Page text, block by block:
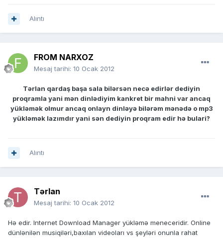
Alıntı
FROM NARXOZ
Mesaj tarihi: 10 Ocak 2012
Tərlan qardaş başa sala bilərsən necə edirlər dediyin
proqramla yani mən dinlədiyim kankret bir mahni var ancaq
yükləmək olmur ancaq onlayn dinləyə bilərəm mənədə o mp3
yükləmək lazımdır yani sən dediyin proqram edir hə bulari?
Alıntı
Tərlan
Mesaj tarihi: 10 Ocak 2012
Hə edir. Internet Download Manager yükləmə meneceridir. Online
dünlənilən musiqiləri,baxılan videoları vs şeyləri onunla rahat